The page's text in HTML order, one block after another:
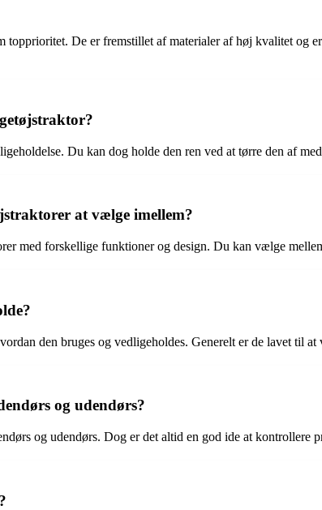
topprioritet. De er fremstillet af materialer af høj kvalitet
Du kan dog holde den ren ved at tørre den af
at vælge imellem?
med forskellige funktioner og design. Du kan vælge
den bruges og vedligeholdes. Generelt er de lavet til
og udendørs?
og udendørs. Dog er det altid en god ide at kontrollere